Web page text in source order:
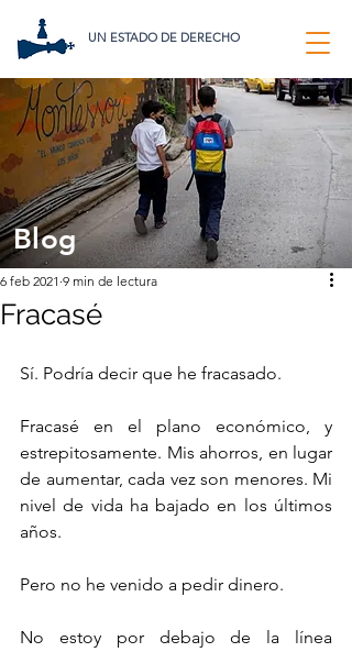
UN ESTADO DE DERECHO
Blog
Fracasé
6 feb 2021 9 min de lectura
Sí. Podría decir que he fracasado.
Fracasé en el plano económico, y
estrepitosamente. Mis ahorros, en lugar
de aumentar, cada vez son menores. Mi
nivel de vida ha bajado en los últimos
años.
Pero no he venido a pedir dinero.
No estoy por debajo de la línea